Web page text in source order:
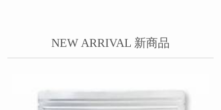
NEW ARRIVAL 新商品